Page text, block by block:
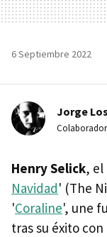
6 Septiembre 2022
Jorge
Colaborador
Henry Selick,
Navidad' (The
'Coraline', une
tras su éxito con